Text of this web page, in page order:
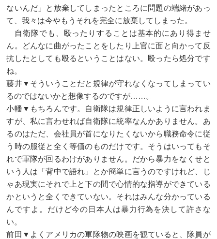
ないんだ」と放棄してしまったところに問題の端緒があっ
て、我々は今やもうそれを完全に放棄してしまった。
自衛隊でも、殴ったりすることは基本的にあり得ませ
ん。どんなに曲がったことをしたり上官に面と向かって反
抗したとしても殴るということはない。殴ったら処分です
ね。
藤井▼そういうことだと規律が守れなくなってしまってい
るのではないかと想像するのですが……。
小幡▼もちろんです。自衛隊は規律正しいように言われま
すが、私に言わせれば自衛隊に統率なんかありません。あ
るのはただ、会社員が首になりたくないから職務命令に従
う時の服従と全く等価のものだけです。そうはいってもそ
れで軍隊が回るわけがありません。だから暴力をなくせと
いう人は「背中で語れ」とか簡単に言うのですけれど、じ
ゃあ現実にそれで上と下の間で心情的な指導ができている
かというと全くできていない。それはみんな分かっている
んですよ。だけど今の日本人は暴力行為を決して許さな
い。
前田▼よくアメリカの軍隊物の映画を観ていると、隊員が